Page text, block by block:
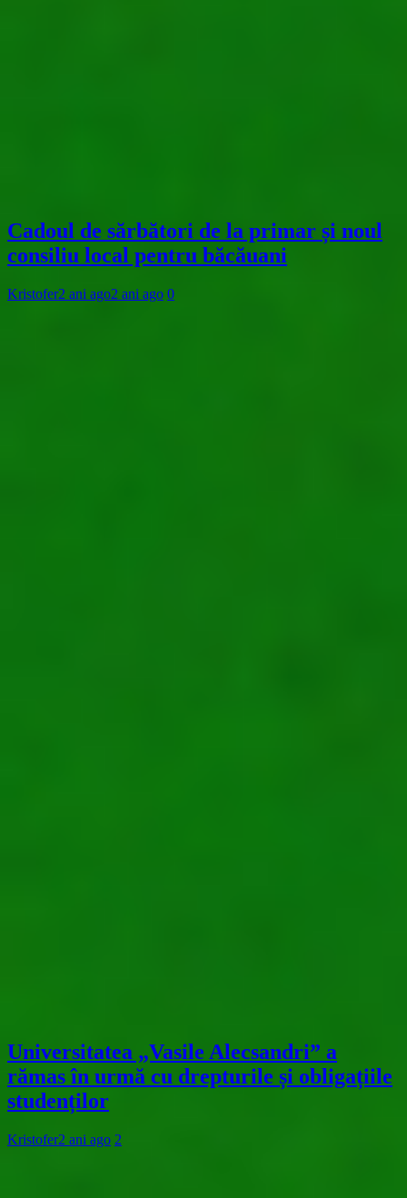
Cadoul de sărbători de la primar și noul
consiliu local pentru băcăuani
Kristofer2 ani ago2 ani ago 0
Universitatea „Vasile Alecsandri” a
rămas în urmă cu drepturile și obligațiile
studenților
Kristofer2 ani ago 2